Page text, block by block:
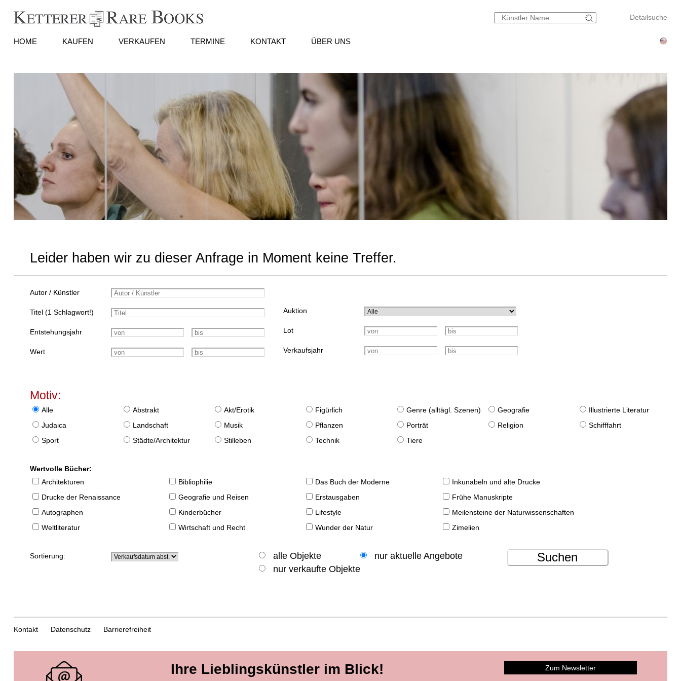
Detailsuche
HOME KAUFEN VERKAUFEN TERMINE KONTAKT ÜBER UNS
Leider haben wir zu dieser Anfrage in Moment keine Treffer.
Autor / Künstler
Titel (1 Schlagwort!)
Entstehungsjahr
Wert
Auktion
Lot
Verkaufsjahr
Motiv:
Alle Abstrakt Akt/Erotik Figürlich Genre (alltägl. Szenen) Geografie
Illustrierte Literatur
Judaica
Landschaft Musik Pflanzen Porträt Religion
Schifffahrt
Sport
Städte/Architektur Stilleben Technik Tiere
Wertvolle Bücher:
Architekturen
Bibliophilie Das Buch der Moderne
Inkunabeln und alte Drucke
Drucke der Renaissance
Geografie und Reisen Erstausgaben
Frühe Manuskripte
Autographen
Kinderbücher Lifestyle
Meilensteine der Naturwissenschaften
Weltliteratur
Wirtschaft und Recht Wunder der Natur Zimelien
Sortierung: alle Objekte
nur aktuelle Angebote
nur verkaufte Objekte
Suchen
Kontakt Datenschutz Barrierefreiheit
Ihre Lieblingskünstler im Blick! Zum Newsletter